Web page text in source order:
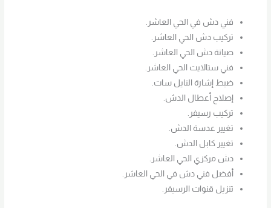
فني دش في الحي العاشر.
تركيب دش الحي العاشر.
صيانة دش الحي العاشر.
فني ستالايت الحي العاشر.
ضبط إشارة النايل سات.
إصلاح أعطال الدش.
تركيب رسيفر.
تغيير عدسة الدش.
تغيير كابل الدش.
دش مركزي الحي العاشر.
أفضل فني دش في الحي العاشر.
تنزيل قنوات الرسيفر.